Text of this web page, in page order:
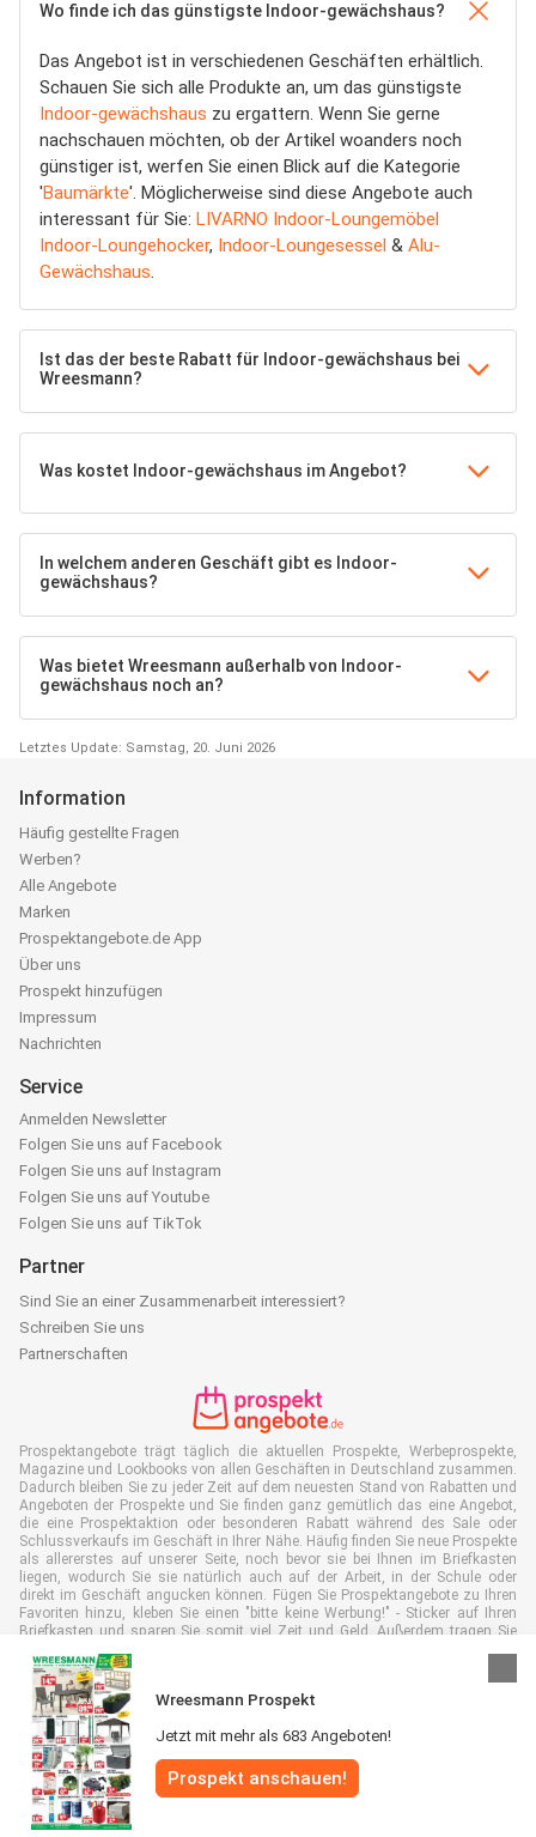
Wo finde ich das günstigste Indoor-gewächshaus?
Das Angebot ist in verschiedenen Geschäften erhältlich.
Schauen Sie sich alle Produkte an, um das günstigste
Indoor-gewächshaus zu ergattern. Wenn Sie gerne
nachschauen möchten, ob der Artikel woanders noch
günstiger ist, werfen Sie einen Blick auf die Kategorie
'Baumärkte'. Möglicherweise sind diese Angebote auch
interessant für Sie: LIVARNO Indoor-Loungemöbel
Indoor-Loungehocker, Indoor-Loungesessel & Alu-
Gewächshaus.
Ist das der beste Rabatt für Indoor-gewächshaus bei
Wreesmann?
Was kostet Indoor-gewächshaus im Angebot?
In welchem anderen Geschäft gibt es Indoor-
gewächshaus?
Was bietet Wreesmann außerhalb von Indoor-
gewächshaus noch an?
Letztes Update: Samstag, 20. Juni 2026
Wreesmann Prospekt
Jetzt mit mehr als 683 Angeboten!
Prospekt anschauen!
Information
Häufig gestellte Fragen
Werben?
Alle Angebote
Marken
Prospektangebote.de App
Über uns
Prospekt hinzufügen
Impressum
Nachrichten
Service
Anmelden Newsletter
Folgen Sie uns auf Facebook
Folgen Sie uns auf Instagram
Folgen Sie uns auf Youtube
Folgen Sie uns auf TikTok
Partner
Sind Sie an einer Zusammenarbeit interessiert?
Schreiben Sie uns
Partnerschaften
Prospektangebote trägt täglich die aktuellen Prospekte, Werbeprospekte,
Magazine und Lookbooks von allen Geschäften in Deutschland zusammen.
Dadurch bleiben Sie zu jeder Zeit auf dem neuesten Stand von Rabatten und
Angeboten der Prospekte und Sie finden ganz gemütlich das eine Angebot,
die eine Prospektaktion oder besonderen Rabatt während des Sale oder
Schlussverkaufs im Geschäft in Ihrer Nähe. Häufig finden Sie neue Prospekte
als allererstes auf unserer Seite, noch bevor sie bei Ihnen im Briefkasten
liegen, wodurch Sie sie natürlich auch auf der Arbeit, in der Schule oder
direkt im Geschäft angucken können. Fügen Sie Prospektangebote zu Ihren
Favoriten hinzu, kleben Sie einen "bitte keine Werbung!" - Sticker auf Ihren
Briefkasten und sparen Sie somit viel Zeit und Geld. Außerdem tragen Sie
ist.
Alle Rechte vorbehalten © Prospektangebote.de 2026 |
|Allgemeine Geschäftsbedingungen